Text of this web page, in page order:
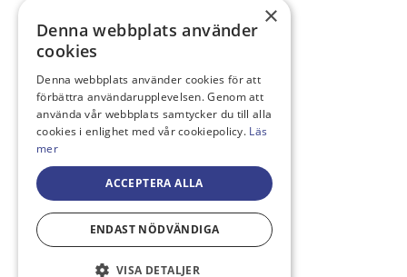
×
Denna webbplats använder
cookies
Denna webbplats använder cookies för att
förbättra användarupplevelsen. Genom att
använda vår webbplats samtycker du till alla
cookies i enlighet med vår cookiepolicy. Läs
mer
ACCEPTERA ALLA
ENDAST NÖDVÄNDIGA
VISA DETALJER